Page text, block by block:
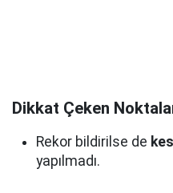
Dikkat Çeken
Rekor bildirilse de
yapılmadı.